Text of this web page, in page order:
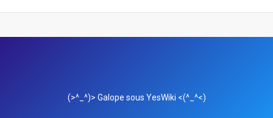
(>^_^)> Galope sous YesWiki <(^_^<)